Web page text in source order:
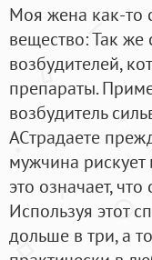
Моя жена как-то
вещество: Так же
возбудителей,
препараты.
возбудитель
ACтрадаете
мужчина
это означает,
Используя этот
дольше в три, а